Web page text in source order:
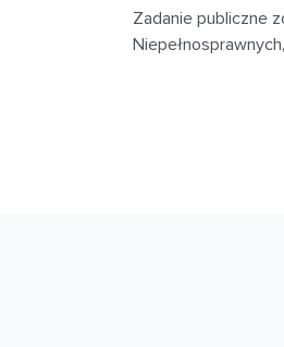
Zadanie publiczne